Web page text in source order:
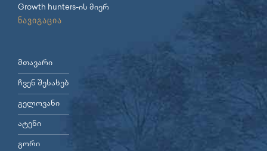
Growth hunters-ის მიერ
ნავიგაცია
მთავარი
ჩვენ შესახებ
გელოვანი
ატენი
გორი